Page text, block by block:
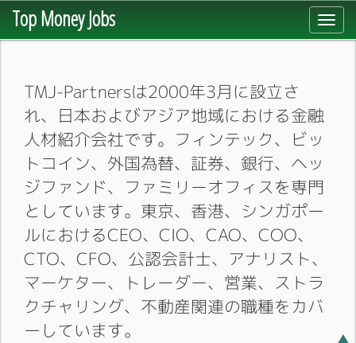
Top Money Jobs
TMJ-Partnersは2000年3月に設立さ
れ、日本およびアジア地域における金融
人材紹介会社です。フィンテック、ビッ
トコイン、外国為替、証券、銀行、ヘッ
ジファンド、ファミリーオフィスを専門
としています。東京、香港、シンガポー
ルにおけるCEO、CIO、CAO、COO、
CTO、CFO、公認会計士、アナリスト、
マーケター、トレーダー、営業、ストラ
クチャリング、不動産関連の職種をカバ
ーしています。